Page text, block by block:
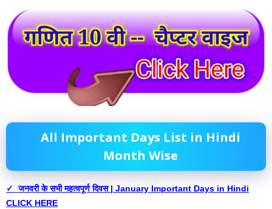
All Important Days List in Hindi
Month Wise
✓ जनवरी के सभी महत्वपूर्ण दिवस | January Important Days in Hindi
CLICK HERE